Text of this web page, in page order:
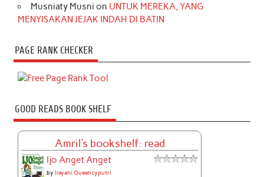
Musniaty Musni on UNTUK MEREKA, YANG
MENYISAKAN JEJAK INDAH DI BATIN
PAGE RANK CHECKER
GOOD READS BOOK SHELF
Amril's bookshelf: read
Ijo Anget Anget
byIrayani Queencyputri